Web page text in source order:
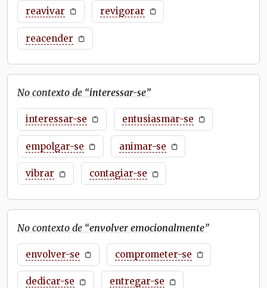
reavivar revigorar
reacender
No contexto de “interessar-se”
interessar-se entusiasmar-se
empolgar-se animar-se
vibrar contagiar-se
No contexto de “envolver emocionalmente”
envolver-se comprometer-se
dedicar-se entregar-se